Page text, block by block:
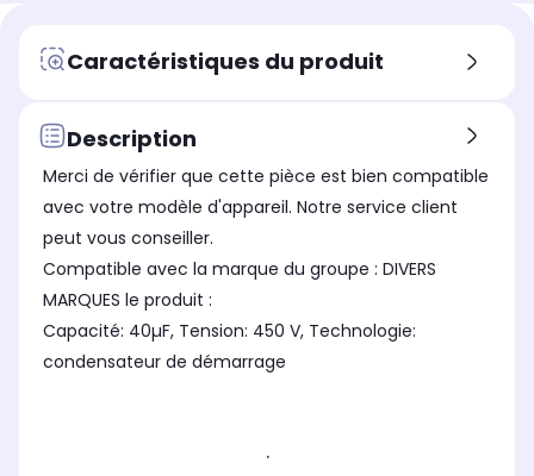
Caractéristiques du produit
Description
Merci de vérifier que cette pièce est bien compatible
avec votre modèle d'appareil. Notre service client
peut vous conseiller.
Compatible avec la marque du groupe : DIVERS
MARQUES le produit :
Capacité: 40µF, Tension: 450 V, Technologie:
condensateur de démarrage
.